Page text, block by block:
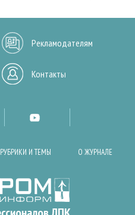
Рекламодателям
Контакты
РУБРИКИ И ТЕМЫ О ЖУРНАЛЕ